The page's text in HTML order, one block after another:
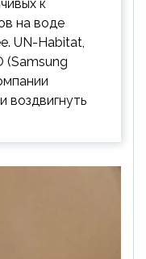
к
на воде
UN-Habitat,
(Samsung
воздвигнуть